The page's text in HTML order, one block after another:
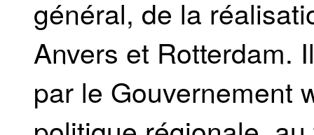
général, de la
Anvers et Rotterdam.
par le Gouvernement